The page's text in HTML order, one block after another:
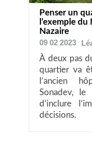
Penser un
l’exemple
Nazaire
09 02 2023
À deux pas
quartier va
l’ancien
Sonadev, le
d’inclure
décisions.